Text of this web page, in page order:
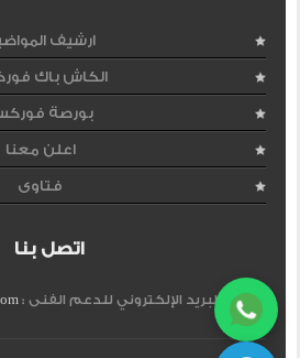
ارشيف
الكاش باك
بورصة
اعلن معنا
فتاوى
اتصل بنا
البريد الإلكتروني للدعم الفنى :